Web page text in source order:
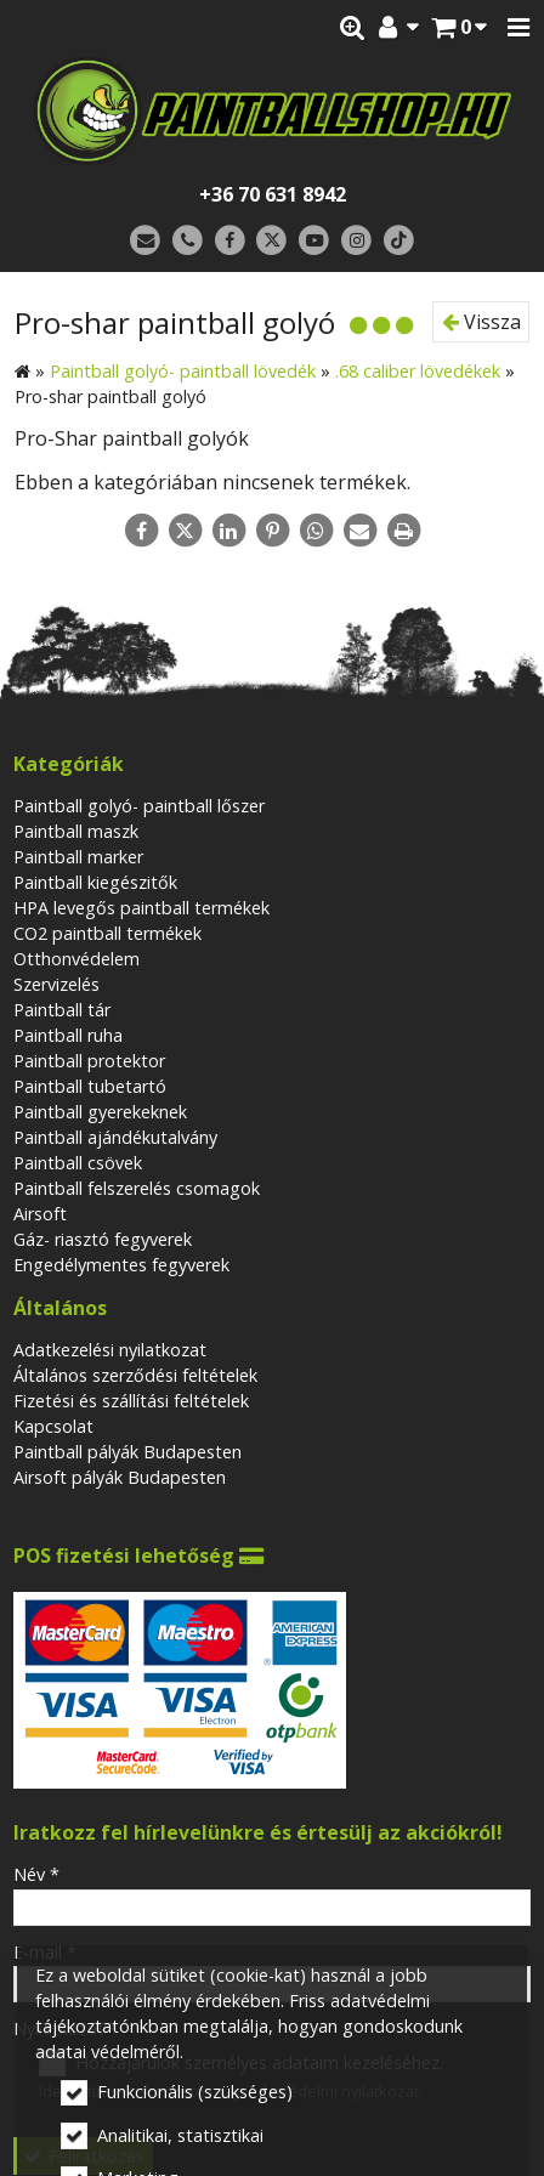
0
+36 70 631 8942
Vissza
Pro-shar paintball golyó
» Paintball golyó- paintball lövedék » .68 caliber lövedékek »
Pro-shar paintball golyó
Pro-Shar paintball golyók
Ebben a kategóriában nincsenek termékek.
Kategóriák
Paintball golyó- paintball lőszer
Paintball maszk
Paintball marker
Paintball kiegészitők
HPA levegős paintball termékek
CO2 paintball termékek
Otthonvédelem
Szervizelés
Paintball tár
Paintball ruha
Paintball protektor
Paintball tubetartó
Paintball gyerekeknek
Paintball ajándékutalvány
Paintball csövek
Paintball felszerelés csomagok
Airsoft
Gáz- riasztó fegyverek
Engedélymentes fegyverek
Általános
Adatkezelési nyilatkozat
Általános szerződési feltételek
Fizetési és szállítási feltételek
Kapcsolat
Paintball pályák Budapesten
Airsoft pályák Budapesten
POS fizetési lehetőség 
Iratkozz fel hírlevelünkre és értesülj az akciókról!
-
-
-
Név *
E-mail
Nyilatkozat*
Hozzájárulok személyes adataim kezeléséhez.
Ide kattintva tekinthető meg:Adatvédelmi nyilatkozat
Feliratkozás
Ez a weboldal sütiket (cookie-kat) használ a jobb
felhasználói élmény érdekében. Friss adatvédelmi
tájékoztatónkban megtalálja, hogyan gondoskodunk
adatai védelméről.
Funkcionális (szükséges)
Analitikai, statisztikai